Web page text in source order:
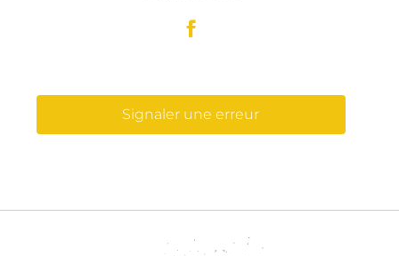
Signaler une erreur